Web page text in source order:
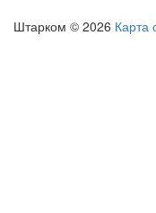
Штарком © 2026 Карта